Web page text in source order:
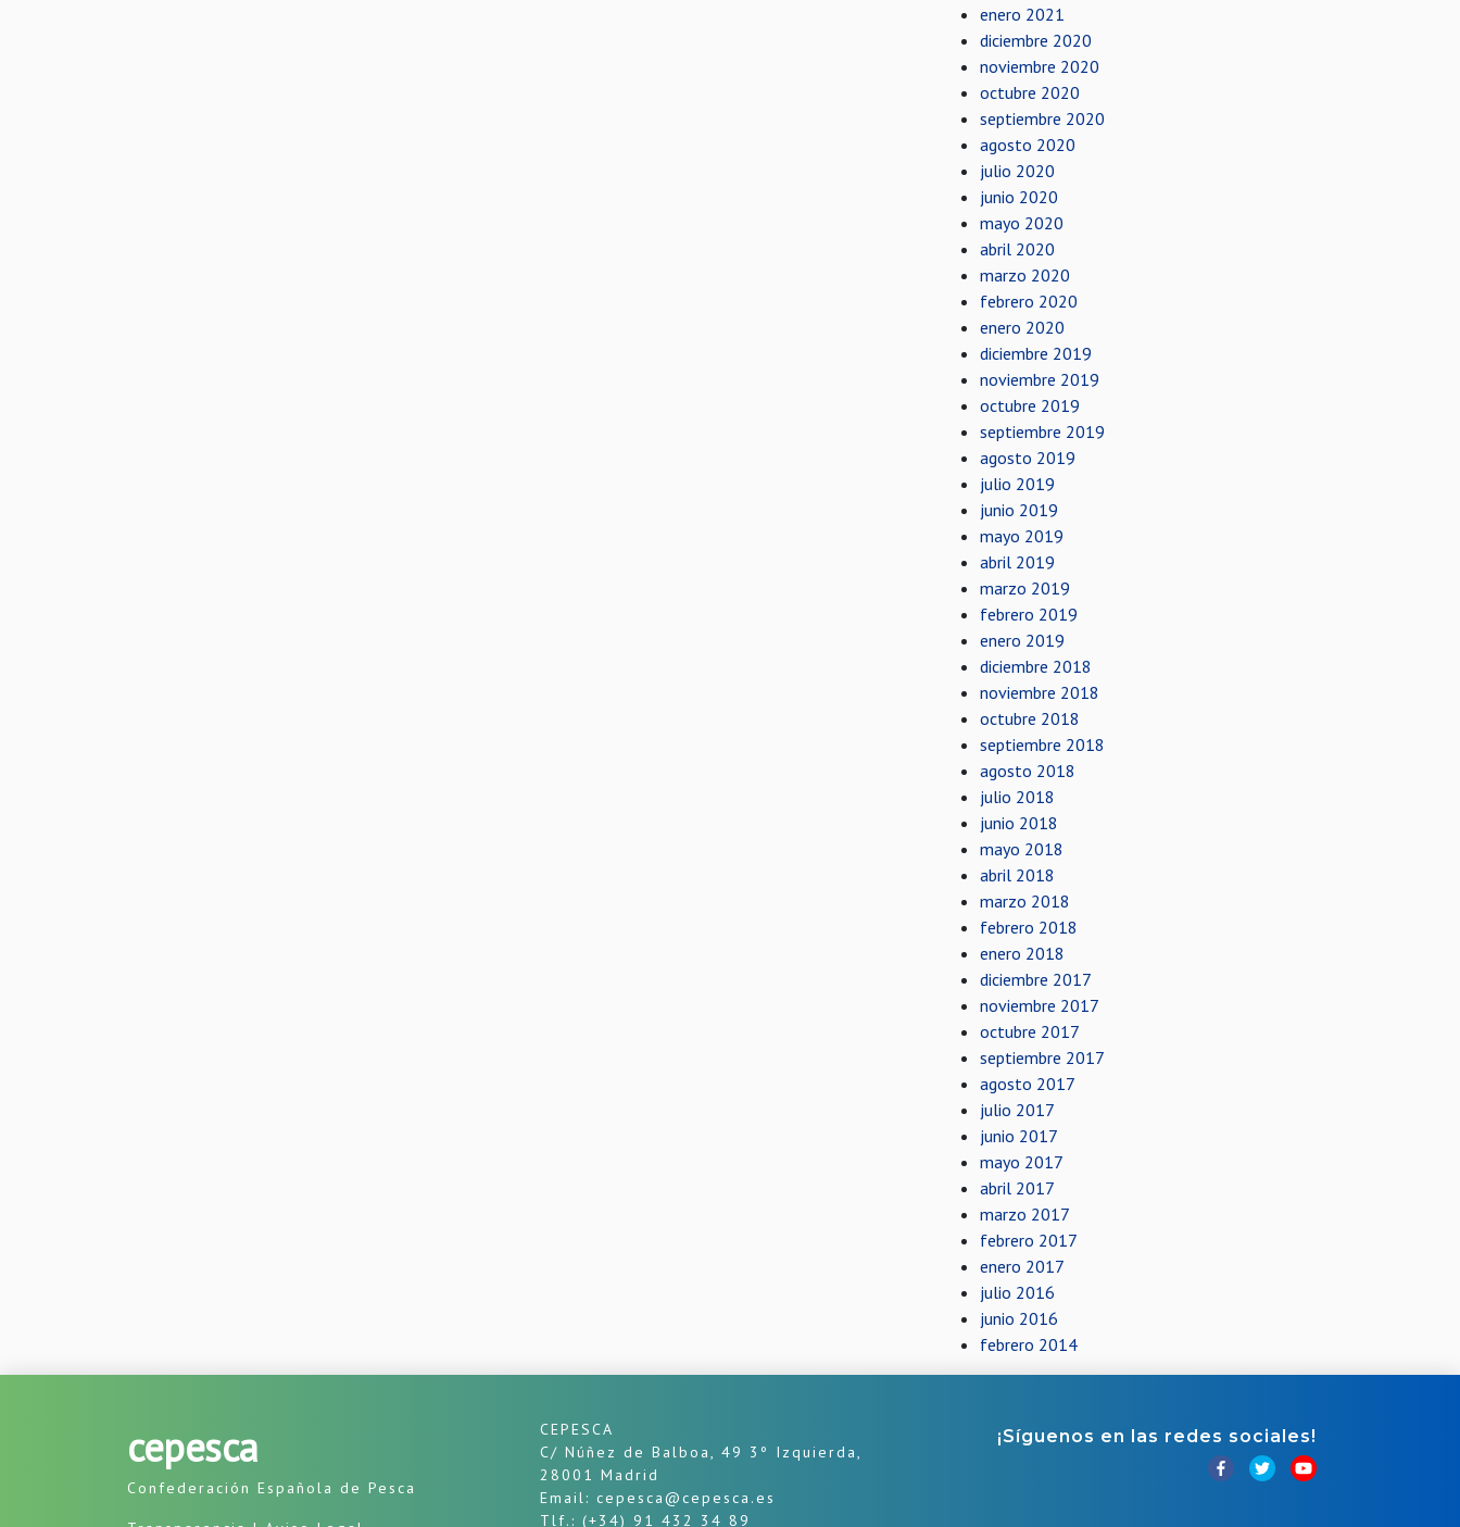
enero 2021
diciembre 2020
noviembre 2020
octubre 2020
septiembre 2020
agosto 2020
julio 2020
junio 2020
mayo 2020
abril 2020
marzo 2020
febrero 2020
enero 2020
diciembre 2019
noviembre 2019
octubre 2019
septiembre 2019
agosto 2019
julio 2019
junio 2019
mayo 2019
abril 2019
marzo 2019
febrero 2019
enero 2019
diciembre 2018
noviembre 2018
octubre 2018
septiembre 2018
agosto 2018
julio 2018
junio 2018
mayo 2018
abril 2018
marzo 2018
febrero 2018
enero 2018
diciembre 2017
noviembre 2017
octubre 2017
septiembre 2017
agosto 2017
julio 2017
junio 2017
mayo 2017
abril 2017
marzo 2017
febrero 2017
enero 2017
julio 2016
junio 2016
febrero 2014
cepesca
Confederación Española de Pesca
CEPESCA
C/ Núñez de Balboa, 49 3º Izquierda,
28001 Madrid
Email: cepesca@cepesca.es
Tlf.: (+34) 91 432 34 89
¡Síguenos en las redes sociales!